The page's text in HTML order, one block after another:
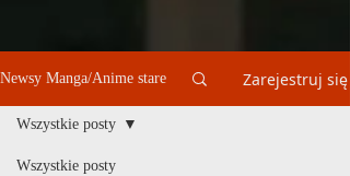
Newsy Manga/Anime stare Zarejestruj się
Wszystkie posty
Wszystkie posty